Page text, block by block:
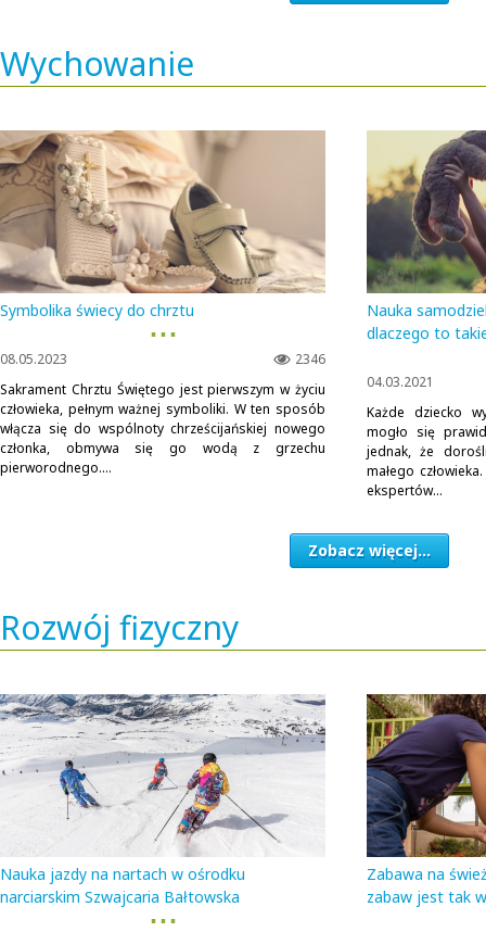
Wychowanie
Symbolika świecy do chrztu
▪ ▪ ▪
2346
08.05.2023
Sakrament Chrztu Świętego jest pierwszym w życiu
człowieka, pełnym ważnej symboliki. W ten sposób
włącza się do wspólnoty chrześcijańskiej nowego
członka, obmywa się go wodą z grzechu
pierworodnego....
Nauka
dlaczego to
04.03.2021
Każde dziecko
mogło się
jednak, że
małego
ekspertów...
Zobacz więcej...
Rozwój fizyczny
Nauka jazdy na nartach w ośrodku
narciarskim Szwajcaria Bałtowska
▪ ▪ ▪
Zabawa na
zabaw jest tak